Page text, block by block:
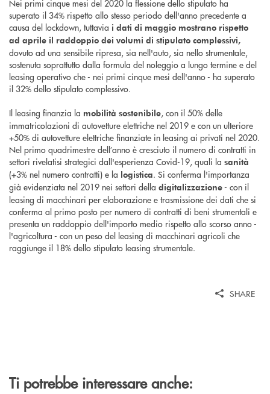
Nei primi cinque mesi del 2020 la flessione dello stipulato ha
superato il 34% rispetto allo stesso periodo dell'anno precedente a
causa del lockdown, tuttavia i dati di maggio mostrano rispetto
ad aprile il raddoppio dei volumi di stipulato complessivi,
dovuto ad una sensibile ripresa, sia nell'auto, sia nello strumentale,
sostenuta soprattutto dalla formula del noleggio a lungo termine e del
leasing operativo che - nei primi cinque mesi dell'anno - ha superato
il 32% dello stipulato complessivo.
Il leasing finanzia la mobilità sostenibile, con il 50% delle
immatricolazioni di autovetture elettriche nel 2019 e con un ulteriore
+50% di autovetture elettriche finanziate in leasing ai privati nel 2020.
Nel primo quadrimestre dell’anno è cresciuto il numero di contratti in
settori rivelatisi strategici dall'esperienza Covid-19, quali la sanità
(+3% nel numero contratti) e la logistica. Si conferma l'importanza
già evidenziata nel 2019 nei settori della digitalizzazione- con il
leasing di macchinari per elaborazione e trasmissione dei dati che si
conferma al primo posto per numero di contratti di beni strumentali e
presenta un raddoppio dell'importo medio rispetto allo scorso anno -
l'agricoltura - con un peso del leasing di macchinari agricoli che
raggiunge il 18% dello stipulato leasing strumentale.
SHARE
Ti potrebbe interessare anche: